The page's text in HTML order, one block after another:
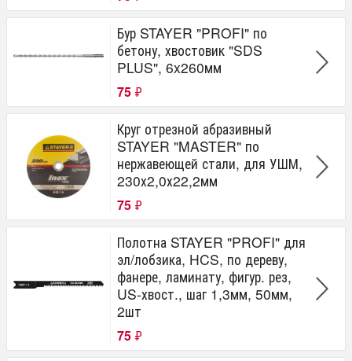
Бур STAYER "PROFI" по
бетону, хвостовик "SDS
PLUS", 6x260мм
75 ₽
Круг отрезной абразивный
STAYER "MASTER" по
нержавеющей стали, для УШМ,
230х2,0х22,2мм
75 ₽
Полотна STAYER "PROFI" для
эл/лобзика, HCS, по дереву,
фанере, ламинату, фигур. рез,
US-хвост., шаг 1,3мм, 50мм,
2шт
75 ₽